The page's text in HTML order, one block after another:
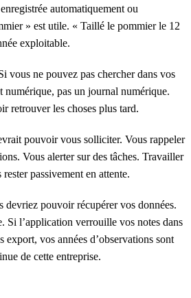
automatiquement ou
» est utile. « Taillé le pommier le 12
exploitable.
vous ne pouvez pas chercher dans vos
numérique, pas un journal numérique.
retrouver les choses plus tard.
pouvoir vous solliciter. Vous rappeler
Vous alerter sur des tâches. Travailler
passivement en attente.
devriez pouvoir récupérer vos données.
Si l’application verrouille vos notes dans
export, vos années d’observations sont
de cette entreprise.